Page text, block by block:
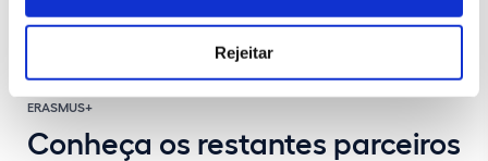
Rejeitar
ERASMUS+
Conheça os restantes parceiros